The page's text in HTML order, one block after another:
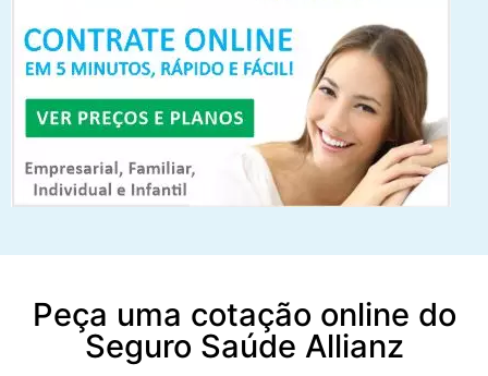
Peça uma cotação online do
Seguro Saúde Allianz